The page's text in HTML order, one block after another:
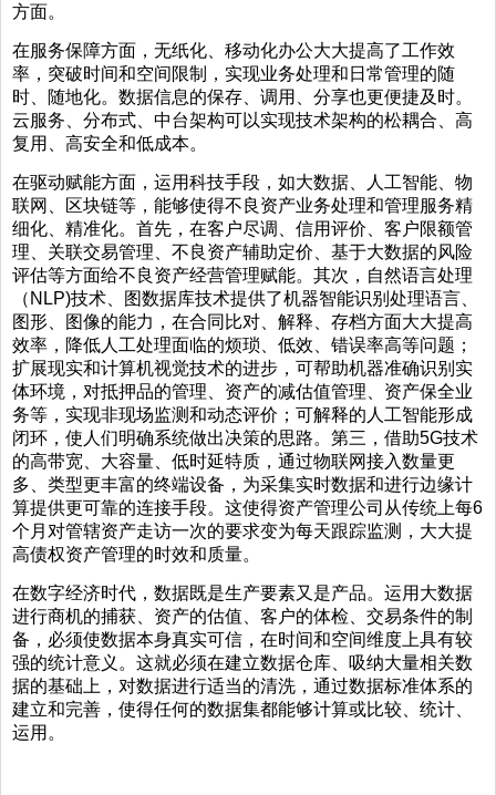
方面。
在服务保障方面，无纸化、移动化办公大大提高了工作效
率，突破时间和空间限制，实现业务处理和日常管理的随
时、随地化。数据信息的保存、调用、分享也更便捷及时。
云服务、分布式、中台架构可以实现技术架构的松耦合、高
复用、高安全和低成本。
在驱动赋能方面，运用科技手段，如大数据、人工智能、物
联网、区块链等，能够使得不良资产业务处理和管理服务精
细化、精准化。首先，在客户尽调、信用评价、客户限额管
理、关联交易管理、不良资产辅助定价、基于大数据的风险
评估等方面给不良资产经营管理赋能。其次，自然语言处理
（NLP)技术、图数据库技术提供了机器智能识别处理语言、
图形、图像的能力，在合同比对、解释、存档方面大大提高
效率，降低人工处理面临的烦琐、低效、错误率高等问题；
扩展现实和计算机视觉技术的进步，可帮助机器准确识别实
体环境，对抵押品的管理、资产的减估值管理、资产保全业
务等，实现非现场监测和动态评价；可解释的人工智能形成
闭环，使人们明确系统做出决策的思路。第三，借助5G技术
的高带宽、大容量、低时延特质，通过物联网接入数量更
多、类型更丰富的终端设备，为采集实时数据和进行边缘计
算提供更可靠的连接手段。这使得资产管理公司从传统上每6
个月对管辖资产走访一次的要求变为每天跟踪监测，大大提
高债权资产管理的时效和质量。
在数字经济时代，数据既是生产要素又是产品。运用大数据
进行商机的捕获、资产的估值、客户的体检、交易条件的制
备，必须使数据本身真实可信，在时间和空间维度上具有较
强的统计意义。这就必须在建立数据仓库、吸纳大量相关数
据的基础上，对数据进行适当的清洗，通过数据标准体系的
建立和完善，使得任何的数据集都能够计算或比较、统计、
运用。